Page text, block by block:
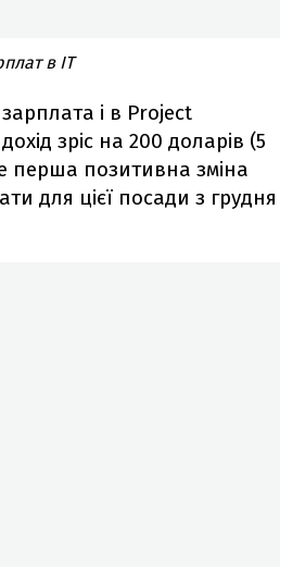
в IT
і в Project
зріс на 200 доларів (5
перша позитивна зміна
для цієї посади з грудня